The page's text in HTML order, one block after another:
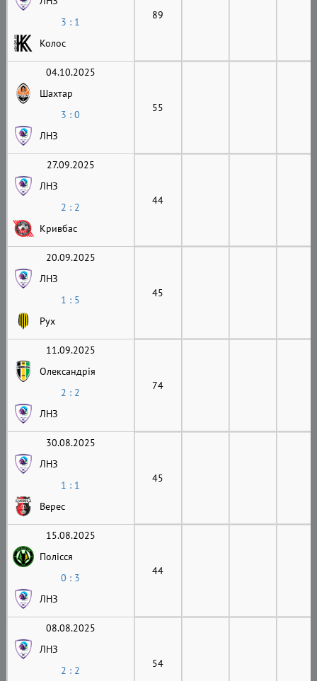
3 : 1
Колос
89
04.10.2025
Шахтар
3 : 0
ЛНЗ
55
27.09.2025
ЛНЗ
2 : 2
Кривбас
44
20.09.2025
ЛНЗ
1 : 5
Рух
45
11.09.2025
Олександрія
2 : 2
ЛНЗ
74
30.08.2025
ЛНЗ
1 : 1
Верес
45
15.08.2025
Полісся
0 : 3
ЛНЗ
44
08.08.2025
ЛНЗ
2 : 2
54